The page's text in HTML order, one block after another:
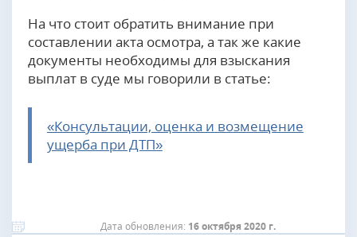
На что стоит обратить внимание при
составлении акта осмотра, а так же какие
документы необходимы для взыскания
выплат в суде мы говорили в статье:
«Консультации, оценка и возмещение
ущерба при ДТП»
Дата обновления: 16 октября 2020 г.